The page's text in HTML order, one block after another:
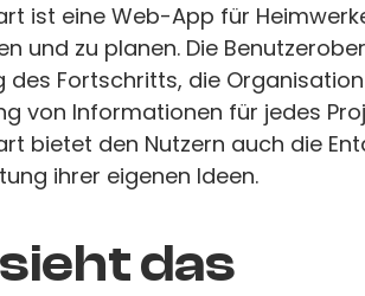
ist eine Web-App für
und zu planen. Die
des Fortschritts, die
von Informationen für jedes
bietet den Nutzern auch die
ihrer eigenen Ideen.
das